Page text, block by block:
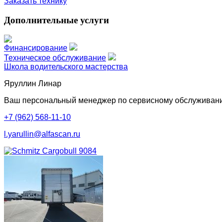
Дополнительные услуги
Финансирование
Техническое обслуживание
Школа водительского мастерства
Яруллин Линар
Ваш персональный менеджер по сервисному
+7 (962) 568-11-10
l.yarullin@alfascan.ru